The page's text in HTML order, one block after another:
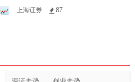
机构，安全交易！
上海证券 87